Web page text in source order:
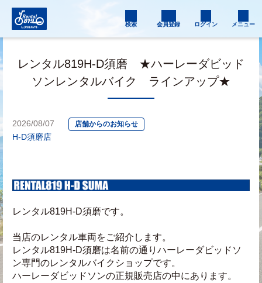
検索 会員登録 ログイン メニュー
レンタル819H-D須磨 ★ハーレーダビッド
ソンレンタルバイク ラインアップ★
2026/08/07 店舗からのお知らせ
H-D須磨店
レンタル819H-D須磨です。
当店のレンタル車両をご紹介します。
レンタル819H-D須磨は名前の通りハーレーダビッドソ
ン専門のレンタルバイクショップです。
ハーレーダビッドソンの正規販売店の中にあります。